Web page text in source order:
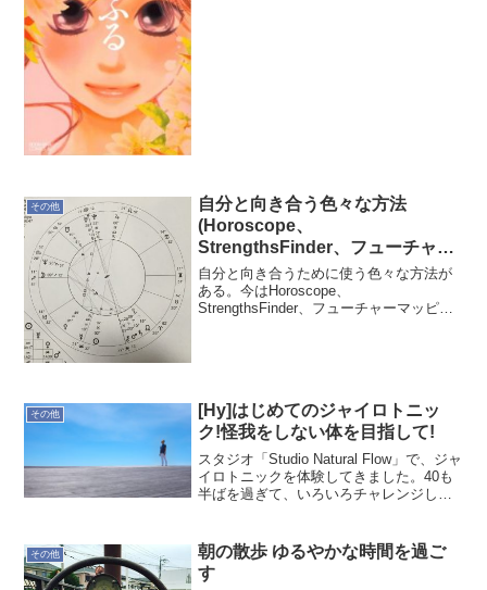
その他
自分と向き合う色々な方法
(Horoscope、
StrengthsFinder、フューチャー
マッピング)
自分と向き合うために使う色々な方法が
ある。今はHoroscope、
StrengthsFinder、フューチャーマッピン
その他
[Hy]はじめてのジャイロトニッ
ク!怪我をしない体を目指して!
スタジオ「Studio Natural Flow」で、ジャ
イロトニックを体験してきました。40も
半ばを過ぎて、いろいろチャレンジして
注目し始めているところです。(ジャイ...
その他
朝の散歩 ゆるやかな時間を過ご
す